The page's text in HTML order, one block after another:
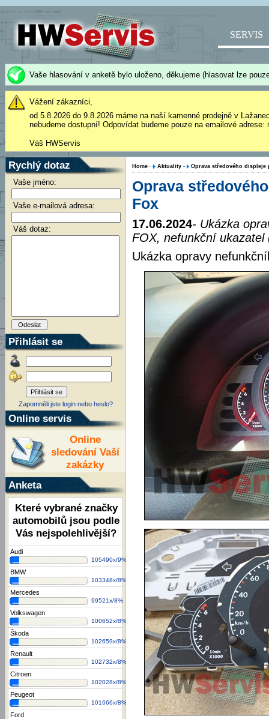
SERVIS
Vaše hlasování v anketě bylo uloženo, děkujeme (hlasovat lze
Vážení zákazníci,
od 5.8.2026 do 9.8.2026 máme na naší kamenné prodejně v
nebudeme dostupní! Odpovídat budeme pouze na emailové
Váš HWServis
Rychlý dotaz
Vaše jméno:
Vaše e-mailová adresa:
Váš dotaz:
Přihlásit se
Zapomněli jste login nebo heslo?
Online servis
Online
sledování Vaší
zakázky
Anketa
Které vybrané značky
automobilů jsou podle
Vás nejspolehlivější?
Audi
105490x/9%
BMW
103348x/8%
Mercedes
99521x/8%
Volkswagen
100652x/8%
Škoda
102659x/8%
Renault
102732x/8%
Citroen
102028x/8%
Peugeot
101666x/8%
Ford
Home Aktuality Oprava středového displeje
Oprava
Fox
17.06.2024- Ukázka
FOX, nefunkční ukazatel
Ukázka opravy